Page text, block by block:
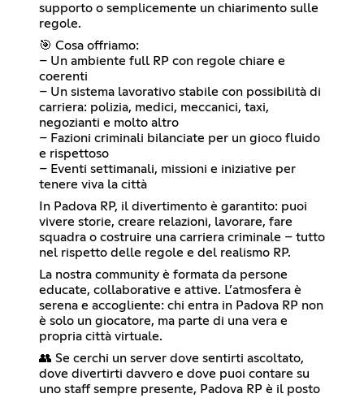
supporto o semplicemente un chiarimento sulle
regole.
🎯 Cosa offriamo:
– Un ambiente full RP con regole chiare e
coerenti
– Un sistema lavorativo stabile con possibilità di
carriera: polizia, medici, meccanici, taxi,
negozianti e molto altro
– Fazioni criminali bilanciate per un gioco fluido
e rispettoso
– Eventi settimanali, missioni e iniziative per
tenere viva la città
In Padova RP, il divertimento è garantito: puoi
vivere storie, creare relazioni, lavorare, fare
squadra o costruire una carriera criminale – tutto
nel rispetto delle regole e del realismo RP.
La nostra community è formata da persone
educate, collaborative e attive. L’atmosfera è
serena e accogliente: chi entra in Padova RP non
è solo un giocatore, ma parte di una vera e
propria città virtuale.
👥 Se cerchi un server dove sentirti ascoltato,
dove divertirti davvero e dove puoi contare su
uno staff sempre presente, Padova RP è il posto